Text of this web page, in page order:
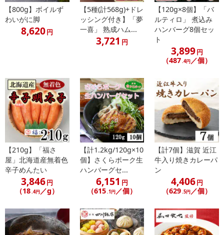
にご納得いただきましたうえでお申し込みください。
※パッケージ変更や商品リニューアル（成分など含む）等により、
参考の掲載画像や画像内のバーコードなど、お届け商品と多少異な
また、[新たな加工食品の原料原産地表示制度]の経過措置期間の終
了により、商品詳細内に記載の原産国・原材料の表記が旧表記の場
合がございます。
あらかじめご了承いただいた上でお申込みください。なお、本理由
によるお申込み後のキャンセル・返品交換は対応いたしかねます。
【お支払いについて】
※送料はお試し費用に含まれております。
※d払い、PayPay、au PAY、au PAY（auかんたん決済）、ソフトバ
ンクまとめて支払い、楽天ペイ、メルペイ、AEON Pay、Amazon
Payでお支払いの場合、決済のため外部サイトへ遷移します。
※予約商品は決済手段ごとに定められた決済期限日にお支払いを完
了することがございます。ご了承いただいたうえでお申し込みくだ
【配送伝票番号について】
【800g】ボイルず
わいがに脚
8,620円
【5種(計568g)+ドレ
ッシング付き】「夢
一喜」 熟成ハム...
3,721 円
【120g×8個】「バ
ルティロ」 煮込み
ハンバーグ8個セッ
ト
3,899円
（487.4円／個）
【210g】「福さ
屋」北海道産無着色
辛子めんたい
3,846円
（18 .4円 ／g）
【計1.2kg/120g×10
個】さくらポーク生
ハンバーグセ...
6,151 円
（615 .1円 ／個）
【計7個】滋賀 近江
牛入り焼きカレーパ
ン
4,406円
（629 .5円 ／個）